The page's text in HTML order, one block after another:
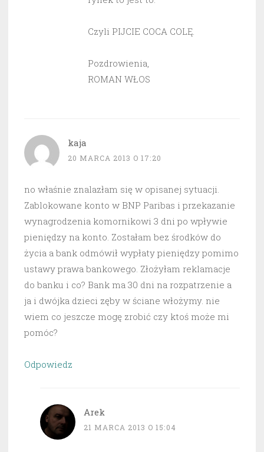
Czyli PIJCIE COCA COLĘ.
Pozdrowienia,
ROMAN WŁOS
kaja
20 MARCA 2013 O 17:20
no właśnie znalazłam się w opisanej sytuacji.
Zablokowane konto w BNP Paribas i przekazanie
wynagrodzenia komornikowi 3 dni po wpływie
pieniędzy na konto. Zostałam bez środków do
życia a bank odmówił wypłaty pieniędzy pomimo
ustawy prawa bankowego. Złożyłam reklamacje
do banku i co? Bank ma 30 dni na rozpatrzenie a
ja i dwójka dzieci zęby w ściane włożymy. nie
wiem co jeszcze mogę zrobić czy ktoś może mi
pomóc?
Odpowiedz
Arek
21 MARCA 2013 O 15:04